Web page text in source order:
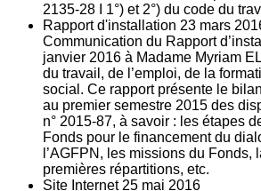
2135‐28 I 1°) et 2°) du code du
Rapport d'installation 23 mars
Communication du Rapport
janvier 2016 à Madame Myriam
du travail, de l’emploi, de la
social. Ce rapport présente le
au premier semestre 2015 des
n° 2015-87, à savoir : les étapes
Fonds pour le financement du
l’AGFPN, les missions du
premières répartitions, etc.
Site Internet 25 mai 2016